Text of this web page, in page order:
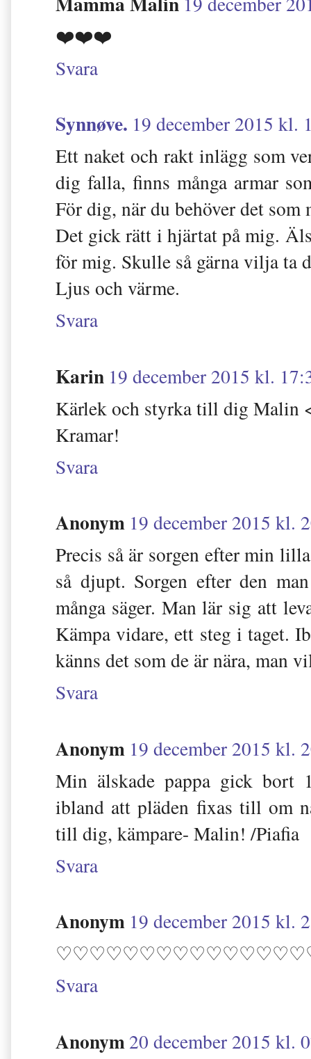
❤️❤️❤️
Svara
Synnøve. 19 december 2015 kl.
Ett naket och rakt inlägg som
dig falla, finns många armar
För dig, när du behöver det som
Det gick rätt i hjärtat på mig.
för mig. Skulle så gärna vilja ta
Ljus och värme.
Svara
Karin 19 december 2015 kl.
Kärlek och styrka till dig Malin
Kramar!
Svara
Anonym 19 december 2015 kl.
Precis så är sorgen efter min
så djupt. Sorgen efter den
många säger. Man lär sig att
Kämpa vidare, ett steg i taget.
känns det som de är nära, man
Svara
Anonym 19 december 2015 kl.
Min älskade pappa gick bort
ibland att pläden fixas till om
till dig, kämpare- Malin! /Piafia
Svara
Anonym 19 december 2015 kl.
Svara
Anonym20 december 2015 kl.